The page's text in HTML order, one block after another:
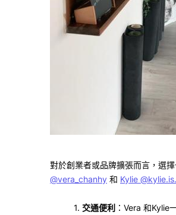
對於創業者或品牌擴張而言，選
@vera_chanhy 和 Kylie
1. 交通便利 ： Vera 和Kylie